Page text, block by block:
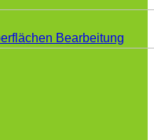
Bearbeitung